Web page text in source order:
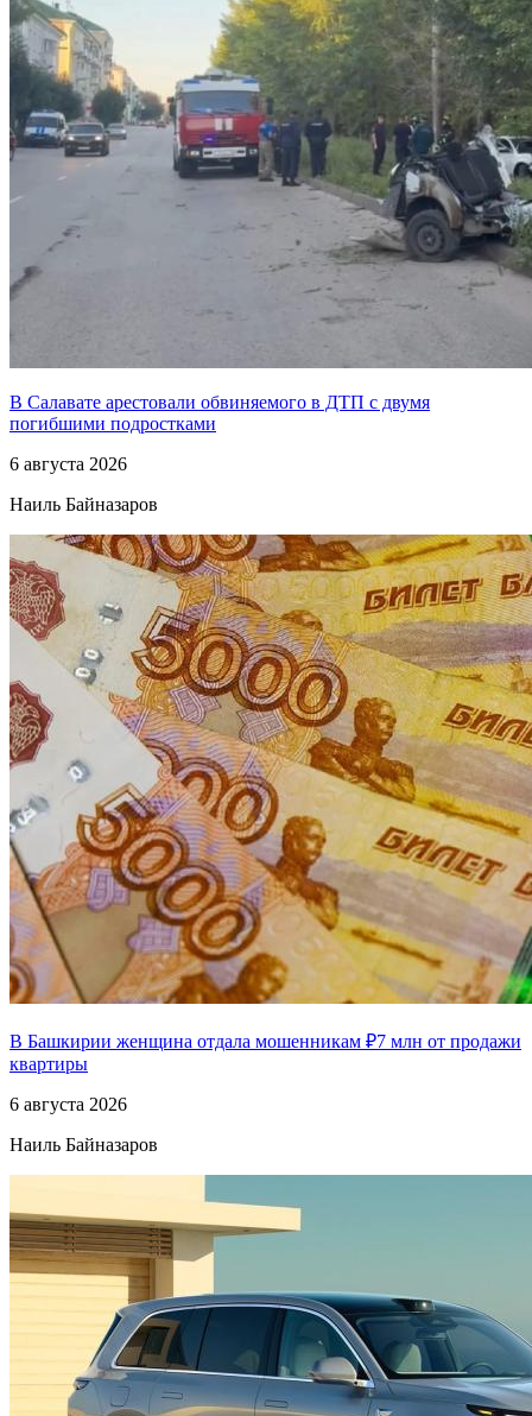
В Салавате арестовали обвиняемого в ДТП с двумя
погибшими подростками
6 августа 2026
Наиль Байназаров
В Башкирии женщина отдала мошенникам ₽7 млн от продажи
квартиры
6 августа 2026
Наиль Байназаров